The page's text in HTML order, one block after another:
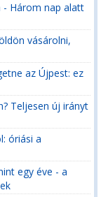
- Három nap alatt
vásárolni,
az Újpest: ez
Teljesen új irányt
óriási a
egy éve - a